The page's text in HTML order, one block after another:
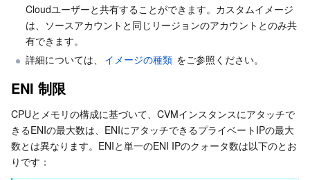
NAT Gateway
Peering Connection
Flow Logs
Anycast Internet Acceleration
Bandwidth Package
Video Moderation System
Customer Identity and Access Management
Risk Control Engine
Anti-Cheat Expert
Cloud Workload Protection Platform
Tencent Container Security Service
Cloud Security Center
Vulnerability Scan Service
Firewall Manager
Security Token Service
Domains
SSL Certificates
Private DNS
HTTPDNS
DNSPod
エンタープライズアプリケーション
Tencent Ecard
オフィスコラボレーション
Tencent eSign
Tencent VooV Meeting
Tencent LearnShare
ビッグデータ
Elastic MapReduce
Elasticsearch Service
AI 基本製品
Face Recognition
AI アプリケーション製品
Cloudユーザーと共有することができます。カスタムイメージ
は、ソースアカウントと同じリージョンのアカウントとのみ共
有できます。
詳細については、
イメージの種類 をご参照ください。
ENI 制限
CPUとメモリの構成に基づいて、CVMインスタンスにアタッチで
きるENIの最大数は、ENIにアタッチできるプライベートIPの最大
数とは異なります。ENIと単一のENI IPのクォータ数は以下のとお
りです：